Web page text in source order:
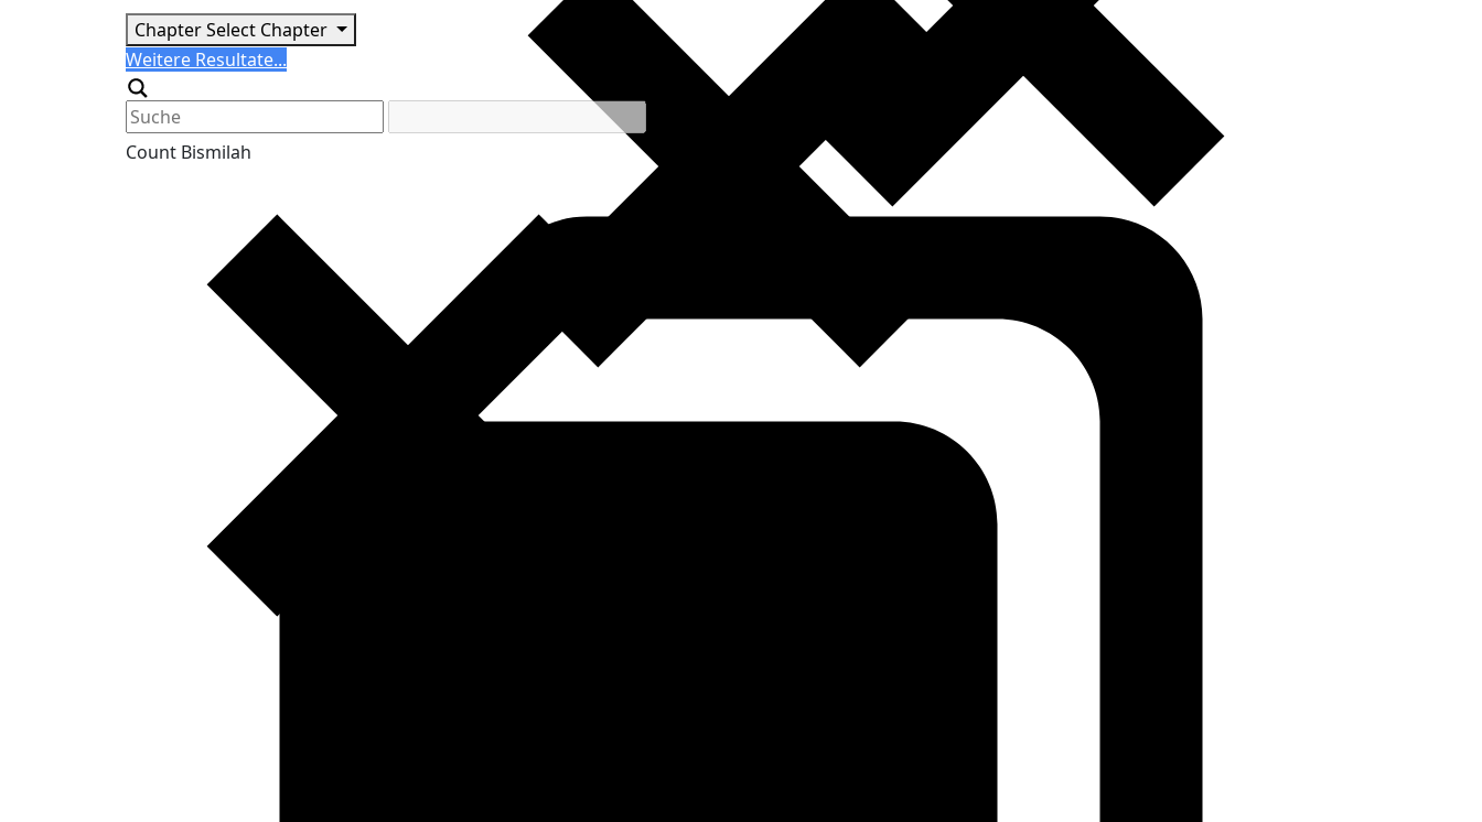
ChapterSelect Chapter
Search
Weitere Resultate...
Generic filters
Count Bismilah